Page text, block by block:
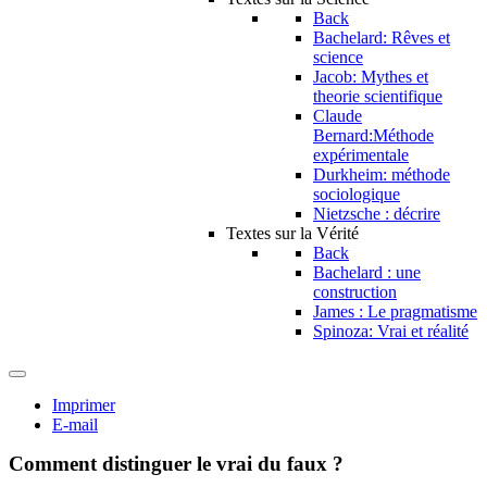
Back
Bachelard: Rêves et
science
Jacob: Mythes et
theorie scientifique
Claude
Bernard:Méthode
expérimentale
Durkheim: méthode
sociologique
Nietzsche : décrire
Textes sur la Vérité
Back
Bachelard : une
construction
James : Le pragmatisme
Spinoza: Vrai et réalité
Imprimer
E-mail
Comment distinguer le vrai du faux ?